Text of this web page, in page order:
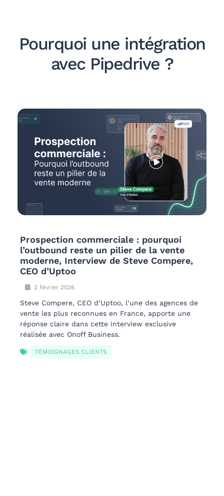
Pourquoi une intégration
avec Pipedrive ?
Prospection commerciale : pourquoi
l’outbound reste un pilier de la vente
moderne, Interview de Steve Compere,
CEO d’Uptoo
2 février 2026
Steve Compere, CEO d’Uptoo, l’une des agences de
vente les plus reconnues en France, apporte une
réponse claire dans cette interview exclusive
réalisée avec Onoff Business.
TÉMOIGNAGES CLIENTS